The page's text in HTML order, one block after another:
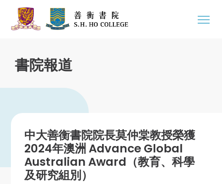
書院報道
中大善衡書院院長莫仲棠教授榮獲
2024年澳洲 Advance Global
Australian Award（教育、科學
及研究組別）